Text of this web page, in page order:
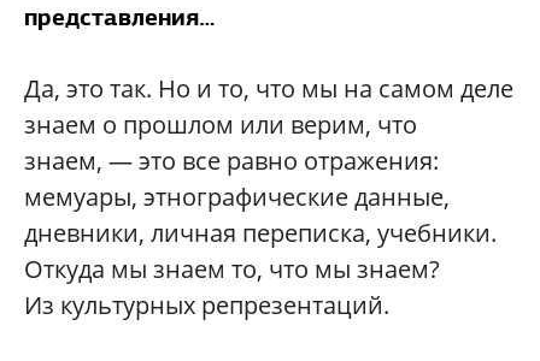
представления…
Да, это так. Но и то, что мы на самом деле
знаем о прошлом или верим, что
знаем, — это все равно отражения:
мемуары, этнографические данные,
дневники, личная переписка, учебники.
Откуда мы знаем то, что мы знаем?
Из культурных репрезентаций.